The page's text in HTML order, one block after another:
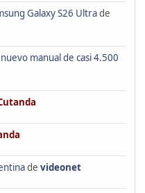
Galaxy S26 Ultrade
manual de casi 4.500
de videonet